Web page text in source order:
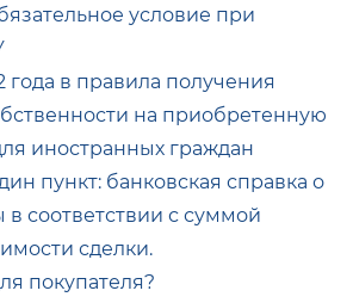
условие при
года в правила получения
на приобретенную
иностранных граждан
пункт: банковская справка о
соответствии с суммой
сделки.
покупателя?